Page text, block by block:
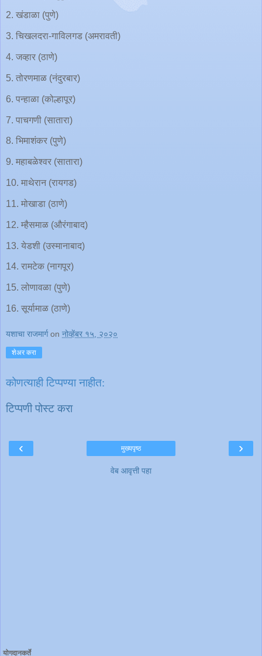
2. खंडाळा (पुणे)
3. चिखलदरा-गाविलगड (अमरावती)
4. जव्हार (ठाणे)
5. तोरणमाळ (नंदुरबार)
6. पन्हाळा (कोल्हापूर)
7. पाचगणी (सातारा)
8. भिमाशंकर (पुणे)
9. महाबळेश्वर (सातारा)
10. माथेरान (रायगड)
11. मोखाडा (ठाणे)
12. म्हैसमाळ (औरंगाबाद)
13. येडशी (उस्मानाबाद)
14. रामटेक (नागपूर)
15. लोणावळा (पुणे)
16. सूर्यामाळ (ठाणे)
यशाचा राजमार्ग on नोव्हेंबर १५, २०२०
शेअर करा
कोणत्याही टिप्पण्‍या नाहीत:
टिप्पणी पोस्ट करा
‹ ›
मुख्यपृष्ठ
वेब आवृत्ती पहा
योगदानकर्ते